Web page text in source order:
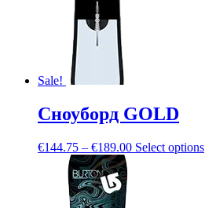
Sale!
Сноуборд GOLD
€144.75 – €189.00 Select options